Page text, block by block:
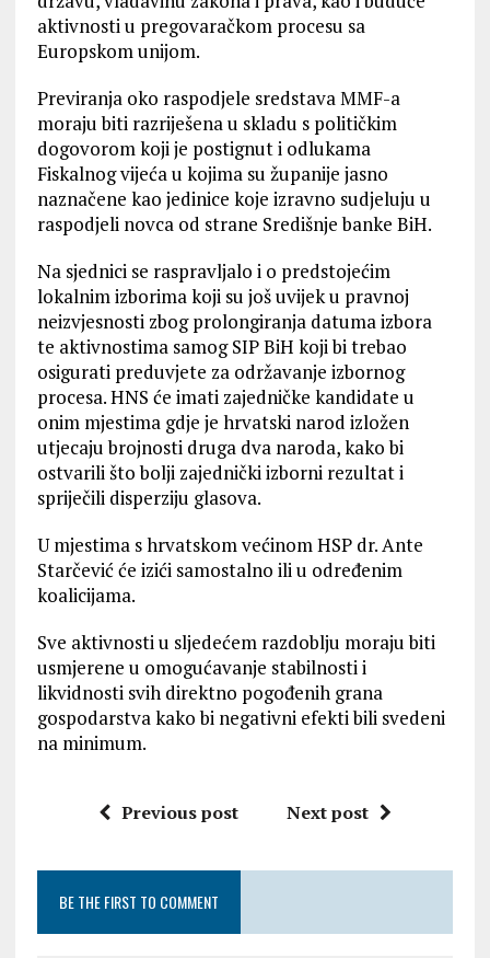
aktivnosti u pregovaračkom procesu sa
Europskom unijom.
Previranja oko raspodjele sredstava MMF-a
moraju biti razriješena u skladu s političkim
dogovorom koji je postignut i odlukama
Fiskalnog vijeća u kojima su županije jasno
naznačene kao jedinice koje izravno sudjeluju u
raspodjeli novca od strane Središnje banke BiH.
Na sjednici se raspravljalo i o predstojećim
lokalnim izborima koji su još uvijek u pravnoj
neizvjesnosti zbog prolongiranja datuma izbora
te aktivnostima samog SIP BiH koji bi trebao
osigurati preduvjete za održavanje izbornog
procesa. HNS će imati zajedničke kandidate u
onim mjestima gdje je hrvatski narod izložen
utjecaju brojnosti druga dva naroda, kako bi
ostvarili što bolji zajednički izborni rezultat i
spriječili disperziju glasova.
U mjestima s hrvatskom većinom HSP dr. Ante
Starčević će izići samostalno ili u određenim
koalicijama.
Sve aktivnosti u sljedećem razdoblju moraju biti
usmjerene u omogućavanje stabilnosti i
likvidnosti svih direktno pogođenih grana
gospodarstva kako bi negativni efekti bili svedeni
na minimum.
Previous post Next post
BE THE FIRST TO COMMENT